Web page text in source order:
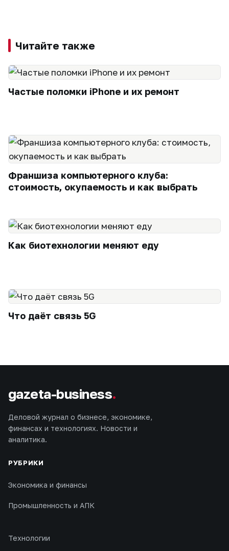
Читайте также
Частые поломки iPhone и их ремонт
Франшиза компьютерного клуба:
стоимость, окупаемость и как выбрать
Как биотехнологии меняют еду
Что даёт связь 5G
gazeta-business.
Деловой журнал о бизнесе, экономике,
финансах и технологиях. Новости и
аналитика.
РУБРИКИ
Экономика и финансы
Промышленность и АПК
Технологии